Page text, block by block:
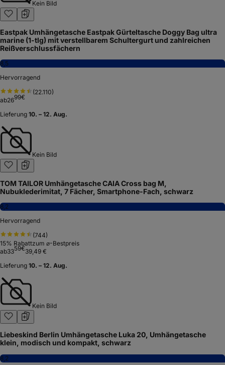
Kein Bild
Eastpak Umhängetasche Eastpak Gürteltasche Doggy Bag ultra
marine (1-tlg) mit verstellbarem Schultergurt und zahlreichen
Reißverschlussfächern
8,5
Hervorragend
(22.110)
ab2699€
Lieferung 10. – 12. Aug.
Kein Bild
TOM TAILOR Umhängetasche CAIA Cross bag M,
Nubuklederimitat, 7 Fächer, Smartphone-Fach, schwarz
8,2
Hervorragend
(744)
15% Rabattzum ⌀-Bestpreis
ab3359€39,49 €
Lieferung 10. – 12. Aug.
Kein Bild
Liebeskind Berlin Umhängetasche Luka 20, Umhängetasche
klein, modisch und kompakt, schwarz
8,2